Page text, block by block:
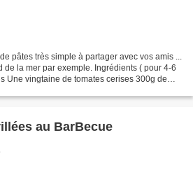
pâtes très simple à partager avec vos amis ...
de la mer par exemple. Ingrédients ( pour 4-6
Une vingtaine de tomates cerises 300g de
au BarBecue